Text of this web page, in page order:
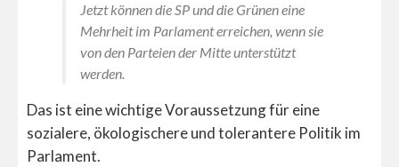
Jetzt können die SP und die Grünen eine
Mehrheit im Parlament erreichen, wenn sie
von den Parteien der Mitte unterstützt
werden.
Das ist eine wichtige Voraussetzung für eine
sozialere, ökologischere und tolerantere Politik im
Parlament.